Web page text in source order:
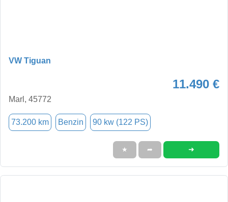
VW Tiguan
11.490 €
Marl, 45772
73.200 km Benzin 90 kw (122 PS)
★ ➦ ➜